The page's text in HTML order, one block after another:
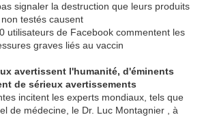
signaler la destruction que leurs produits
testés causent
utilisateurs de Facebook commentent les
graves liés au vaccin
avertissent l'humanité, d'éminents
de sérieux avertissements
incitent les experts mondiaux, tels que
de médecine, le Dr. Luc Montagnier , à